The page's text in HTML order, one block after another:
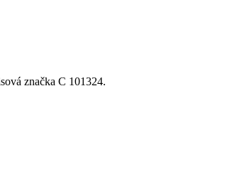
značka C 101324.